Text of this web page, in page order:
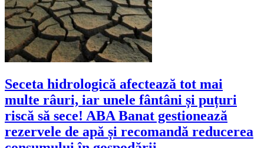
Seceta hidrologică afectează tot mai
multe râuri, iar unele fântâni și puțuri
riscă să sece! ABA Banat gestionează
rezervele de apă și recomandă reducerea